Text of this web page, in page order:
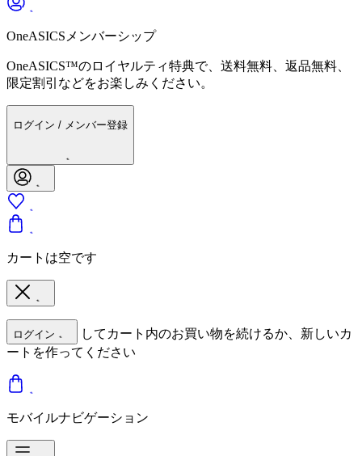
OneASICSメンバーシップ
OneASICS™のロイヤルティ特典で、送料無料、返品無料、
限定割引などをお楽しみください。
ログイン / メンバー登録
カートは空です
ログイン
してカート内のお買い物を続けるか、新しいカ
ートを作ってください
モバイルナビゲーション